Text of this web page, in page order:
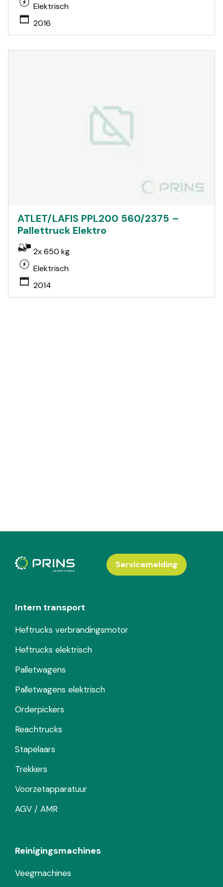
Elektrisch
2016
ATLET/LAFIS PPL200 560/2375 –
Pallettruck Elektro
2x 650 kg
Elektrisch
2014
Intern transport
Heftrucks verbrandingsmotor
Heftrucks elektrisch
Palletwagens
Palletwagens elektrisch
Orderpickers
Reachtrucks
Stapelaars
Trekkers
Voorzetapparatuur
AGV / AMR
Reinigingsmachines
Veegmachines
Servicemelding